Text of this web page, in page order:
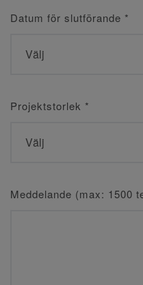
Datum för slutförande *
Projektstorlek *
Meddelande (max: 1500